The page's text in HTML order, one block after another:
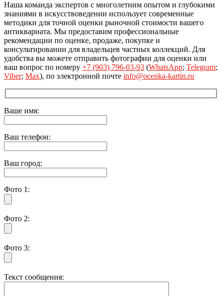
Наша команда экспертов с многолетним опытом и глубокими
знаниями в искусствоведении использует современные
методики для точной оценки рыночной стоимости вашего
антиквариата. Мы предоставим профессиональные
рекомендации по оценке, продаже, покупке и
консультировании для владельцев частных коллекций. Для
удобства вы можете отправить фотографии для оценки или
ваш вопрос по номеру +7 (903) 796-03-93 (WhatsApp; Telegram;
Viber; Max), по электронной почте info@ocenka-kartin.ru
Ваше имя:
Ваш телефон:
Ваш город:
Фото 1:
Фото 2:
Фото 3:
Текст сообщения: